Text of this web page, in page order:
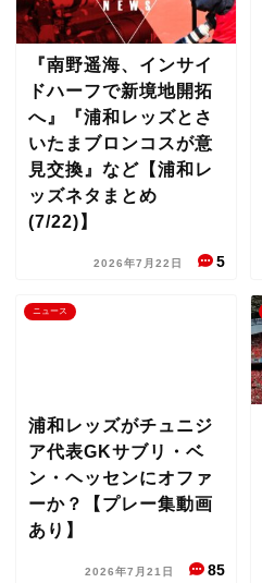
『南野遥海、インサイ
ドハーフで新境地開拓
へ』『浦和レッズとさ
いたまブロンコスが意
見交換』など【浦和レ
ッズネタまとめ
(7/22)】
2026年7月22日 5
ニュース
浦和レッズがチュニジ
ア代表GKサブリ・ベ
ン・ヘッセンにオファ
ーか？【プレー集動画
あり】
2026年7月21日 85